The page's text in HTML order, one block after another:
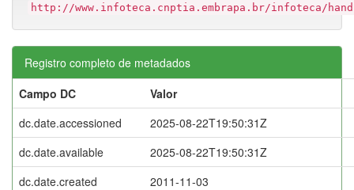
http://www.infoteca.cnptia.embrapa.br/infoteca/
Registro completo de metadados
Campo DC
Valor
dc.date.accessioned
2025-08-22T19:50:31Z
dc.date.available
2025-08-22T19:50:31Z
dc.date.created
2011-11-03